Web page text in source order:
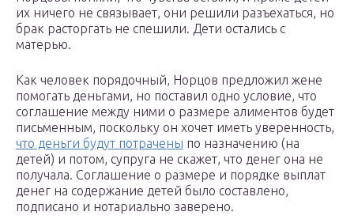
их ничего не связывает, они решили разъехаться, но
брак расторгать не спешили. Дети остались с
матерью.
Как человек порядочный, Норцов предложил жене
помогать деньгами, но поставил одно условие, что
соглашение между ними о размере алиментов будет
письменным, поскольку он хочет иметь уверенность,
что деньги будут потрачены по назначению (на
детей) и потом, супруга не скажет, что денег она не
получала. Соглашение о размере и порядке выплат
денег на содержание детей было составлено,
подписано и нотариально заверено.